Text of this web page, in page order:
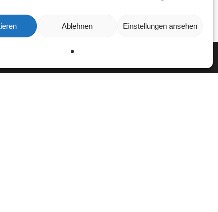
Ablehnen Einstellungen ansehen